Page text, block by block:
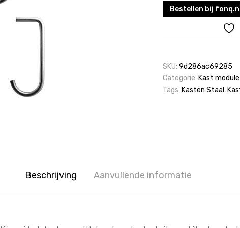
Bestellen bij
SKU: 9d286ac69285
Categorie: Kast module
Tags: Kasten Staal ,
Beschrijving Aanvullende informatie